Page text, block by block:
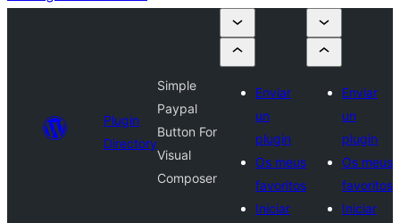
Plugin
Directory
Simple
Paypal
Button For
Visual
Composer
Enviar
un
plugin
Os meus
favoritos
Iniciar
Enviar
un
plugin
Os meus
favoritos
Iniciar